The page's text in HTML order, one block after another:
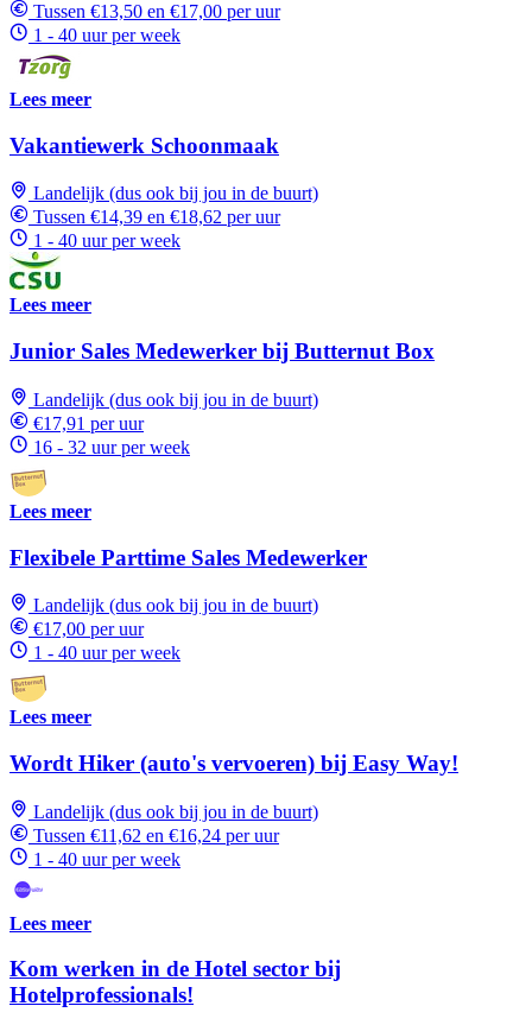
Tussen €13,50 en €17,00 per uur
1 - 40 uur per week
Lees meer
Vakantiewerk Schoonmaak
Landelijk (dus ook bij jou in de buurt)
Tussen €14,39 en €18,62 per uur
1 - 40 uur per week
Lees meer
Junior Sales Medewerker bij Butternut Box
Landelijk (dus ook bij jou in de buurt)
€17,91 per uur
16 - 32 uur per week
Lees meer
Flexibele Parttime Sales Medewerker
Landelijk (dus ook bij jou in de buurt)
€17,00 per uur
1 - 40 uur per week
Lees meer
Wordt Hiker (auto's vervoeren) bij Easy Way!
Landelijk (dus ook bij jou in de buurt)
Tussen €11,62 en €16,24 per uur
1 - 40 uur per week
Lees meer
Kom werken in de Hotel sector bij
Hotelprofessionals!